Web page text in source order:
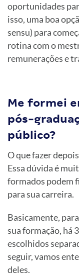
oportunidades
isso, uma boa
sensu) para
rotina com o
remunerações e
Me formei
pós-
público?
O que fazer
Essa dúvida é
formados podem
para sua carreira.
Basicamente,
sua formação, há
escolhidos
seguir, vamos
deles.